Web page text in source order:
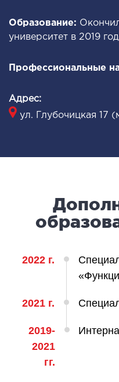
И
и
Образование:
университет в 2019
Профессиональные
Адрес:
ул. Глубочицкая 17
2022 г.
2021 г.
2019-
2021
гг.